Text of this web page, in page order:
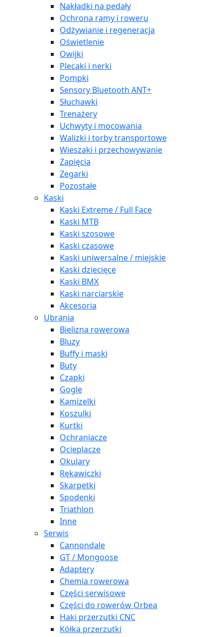
Nakładki na pedały
Ochrona ramy i roweru
Odżywianie i regeneracja
Oświetlenie
Owijki
Plecaki i nerki
Pompki
Sensory Bluetooth ANT+
Słuchawki
Trenażery
Uchwyty i mocowania
Walizki i torby transportowe
Wieszaki i przechowywanie
Zapięcia
Zegarki
Pozostałe
Kaski
Kaski Extreme / Full Face
Kaski MTB
Kaski szosowe
Kaski czasowe
Kaski uniwersalne / miejskie
Kaski dziecięce
Kaski BMX
Kaski narciarskie
Akcesoria
Ubrania
Bielizna rowerowa
Bluzy
Buffy i maski
Buty
Czapki
Gogle
Kamizelki
Koszulki
Kurtki
Ochraniacze
Ocieplacze
Okulary
Rękawiczki
Skarpetki
Spodenki
Triathlon
Inne
Serwis
Cannondale
GT / Mongoose
Adaptery
Chemia rowerowa
Części serwisowe
Części do rowerów Orbea
Haki przerzutki CNC
Kółka przerzutki